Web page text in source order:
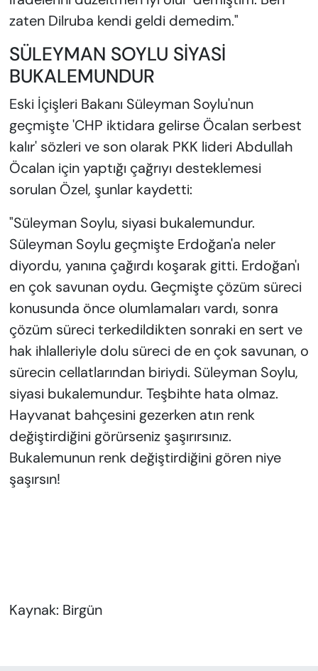
zaten Dilruba kendi geldi demedim."
SÜLEYMAN SOYLU SİYASİ
BUKALEMUNDUR
Eski İçişleri Bakanı Süleyman Soylu'nun
geçmişte 'CHP iktidara gelirse Öcalan serbest
kalır' sözleri ve son olarak PKK lideri Abdullah
Öcalan için yaptığı çağrıyı desteklemesi
sorulan Özel, şunlar kaydetti:
"Süleyman Soylu, siyasi bukalemundur.
Süleyman Soylu geçmişte Erdoğan'a neler
diyordu, yanına çağırdı koşarak gitti. Erdoğan'ı
en çok savunan oydu. Geçmişte çözüm süreci
konusunda önce olumlamaları vardı, sonra
çözüm süreci terkedildikten sonraki en sert ve
hak ihlalleriyle dolu süreci de en çok savunan, o
sürecin cellatlarından biriydi. Süleyman Soylu,
siyasi bukalemundur. Teşbihte hata olmaz.
Hayvanat bahçesini gezerken atın renk
değiştirdiğini görürseniz şaşırırsınız.
Bukalemunun renk değiştirdiğini gören niye
şaşırsın!
Kaynak: Birgün